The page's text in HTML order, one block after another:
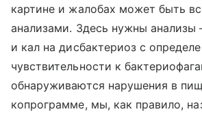
картине и жалобах может быть
анализами. Здесь нужны
и кал на дисбактериоз с
чувствительности к
обнаруживаются нарушения в
копрограмме, мы, как правило,